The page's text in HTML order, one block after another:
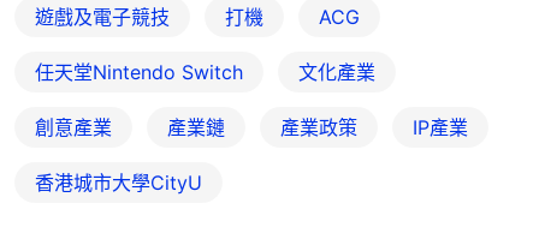
遊戲及電子競技 打機 ACG
任天堂Nintendo Switch 文化產業
創意產業 產業鏈 產業政策 IP產業
香港城市大學CityU